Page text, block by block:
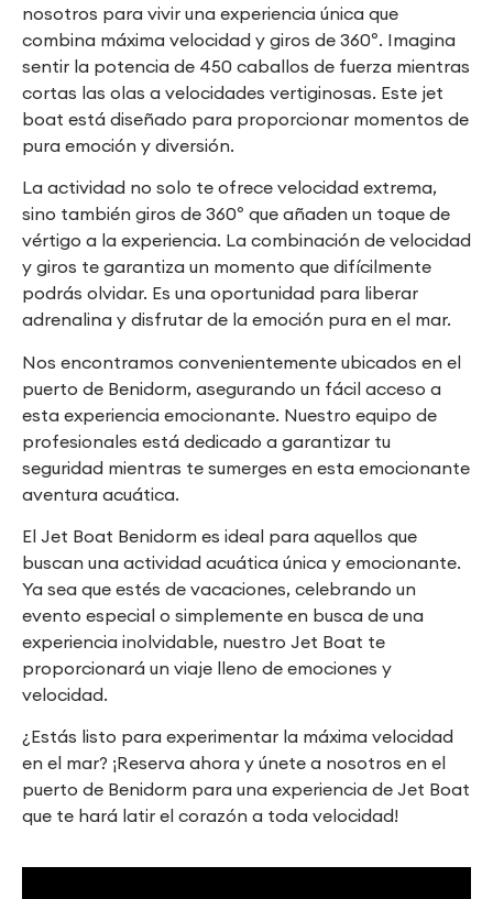
nosotros para vivir una experiencia única que
combina máxima velocidad y giros de 360º. Imagina
sentir la potencia de 450 caballos de fuerza mientras
cortas las olas a velocidades vertiginosas. Este jet
boat está diseñado para proporcionar momentos de
pura emoción y diversión.
La actividad no solo te ofrece velocidad extrema,
sino también giros de 360º que añaden un toque de
vértigo a la experiencia. La combinación de velocidad
y giros te garantiza un momento que difícilmente
podrás olvidar. Es una oportunidad para liberar
adrenalina y disfrutar de la emoción pura en el mar.
Nos encontramos convenientemente ubicados en el
puerto de Benidorm, asegurando un fácil acceso a
esta experiencia emocionante. Nuestro equipo de
profesionales está dedicado a garantizar tu
seguridad mientras te sumerges en esta emocionante
aventura acuática.
El Jet Boat Benidorm es ideal para aquellos que
buscan una actividad acuática única y emocionante.
Ya sea que estés de vacaciones, celebrando un
evento especial o simplemente en busca de una
experiencia inolvidable, nuestro Jet Boat te
proporcionará un viaje lleno de emociones y
velocidad.
¿Estás listo para experimentar la máxima velocidad
en el mar? ¡Reserva ahora y únete a nosotros en el
puerto de Benidorm para una experiencia de Jet Boat
que te hará latir el corazón a toda velocidad!